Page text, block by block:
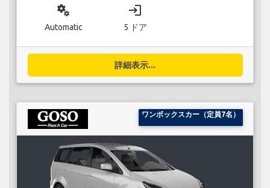
miscellaneous_services
Automatic
login
5 ドア
詳細表示...
ワンボックスカー（定員7名）